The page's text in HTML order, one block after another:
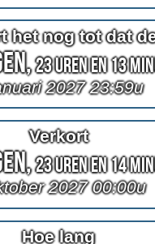
23 Uren en 13
2027 23:59u
Verkort
23 Uren en 14
2027 00:00u
Hoe lang